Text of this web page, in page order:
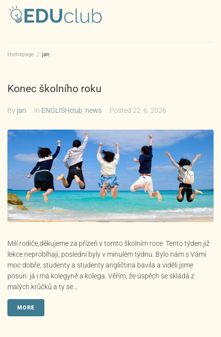
Homepage / jan
Konec školního roku
By jan In ENGLISHclub news Posted 22. 6. 2026
Milí rodiče,děkujeme za přízeň v tomto školním roce. Tento týden již
lekce neprobíhají, poslední byly v minulém týdnu. Bylo nám s Vámi
moc dobře, studenty a studenty angličtina bavila a viděli jsme
posun: já i má kolegyně a kolega. Věřím, že úspěch se skládá z
malých krůčků a ty se...
MORE